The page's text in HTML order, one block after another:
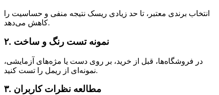
انتخاب برندی معتبر، تا حد زیادی ریسک نتیجه منفی و حساسیت را
کاهش می‌دهد.
۲. نمونه تست رنگ و ساخت
در فروشگاه‌ها، قبل از خرید، بر روی دست یا مژه‌های آزمایشی،
نمونه‌ای از ریمل را تست کنید.
۳. مطالعه نظرات کاربران